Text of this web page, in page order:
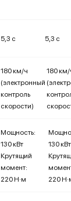
5,3 с 5,3 с
180 км/ч
(электронный
контроль
скорости)
180 км/
Мощность:
130 кВт
Крутящий
момент:
220 Н·м
130 кВт
220